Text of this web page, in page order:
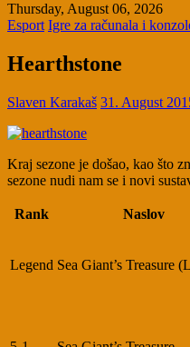
Thursday, August 06, 2026
Esport Igre za računala i
Hearthstone
Slaven Karakaš 31. August
Kraj sezone je došao, kao što
sezone nudi nam se i novi
Rank Naslov
Legend Sea Giant’s Treasure